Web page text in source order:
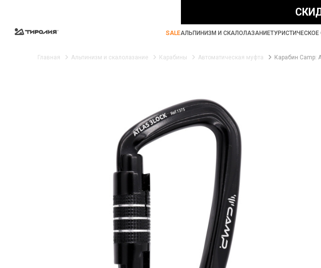
SALEАЛЬПИНИЗМ И СКАЛОЛАЗАНИЕ
Главная Альпинизм и скалолазание Карабины Автоматическая муфта Карабин Camp: